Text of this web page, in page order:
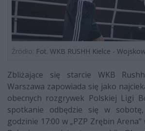
Źródło: Fot. WKB RUSHH Kielce -
Zbliżające się starcie WKB
Warszawa zapowiada się jako
obecnych rozgrywek Polskiej Ligi
spotkanie odbędzie się w
godzinie 17:00 w „PZP Zrębin